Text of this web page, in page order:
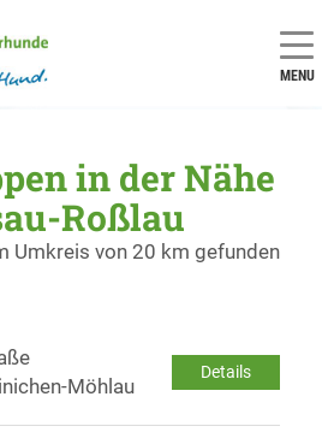
MENU
in der Nähe
Roßlau
Umkreis von 20 km gefunden
Details
Möhlau